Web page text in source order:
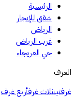
الرئيسية
شقق للإيجار
الرياض
غرب الرياض
حي العريجاء
الغرف
غرفتينثلاث غرفأربع غرف